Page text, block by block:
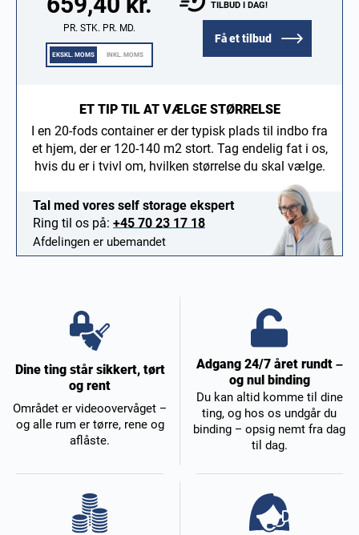
PR. STK. PR. MD.
EKSKL. MOMS INKL. MOMS
Få et tilbud
TILBUD I DAG!
ET TIP TIL AT VÆLGE STØRRELSE
I en 20-fods container er der typisk plads til indbo fra
et hjem, der er 120-140 m2 stort. Tag endelig fat i os,
hvis du er i tvivl om, hvilken størrelse du skal vælge.
Tal med vores self storage ekspert
Ring til os på: +45 70 23 17 18
Afdelingen er ubemandet
Dine ting står sikkert, tørt
og rent
Området er videoovervåget –
og alle rum er tørre, rene og
aflåste.
Adgang 24/7 året rundt –
og nul binding
Du kan altid komme til dine
ting, og hos os undgår du
binding – opsig nemt fra dag
til dag.